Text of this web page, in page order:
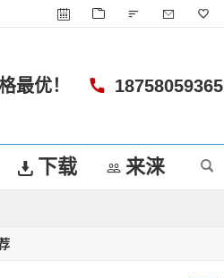
18758059365
最优！
下载 来涞